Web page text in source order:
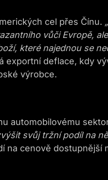
cel přes Čínu.
vůči Evropě,
které najednou se
exportní deflace, kdy
výrobce.
automobilovému
svůj tržní podíl na
na cenově dostupnější